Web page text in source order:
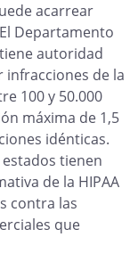
acarrear
Departamento
autoridad
de la
100 y 50.000
máxima de 1,5
idénticas.
tienen
de la HIPAA
contra las
que